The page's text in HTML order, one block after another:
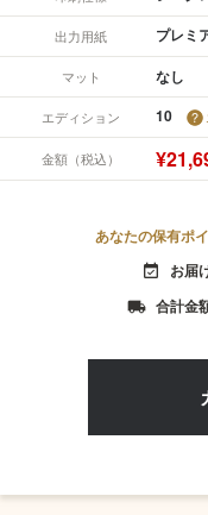
出力用紙 プレミ
マット なし
エディション 10
金額（税込）
あなたの保有ポ
event_available お届
local_shipping 合計金